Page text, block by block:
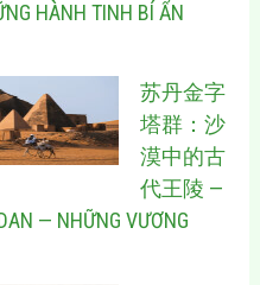
HÀNH TINH BÍ ẨN
苏丹金字
塔群：沙
漠中的古
代王陵 —
— NHỮNG VƯƠNG